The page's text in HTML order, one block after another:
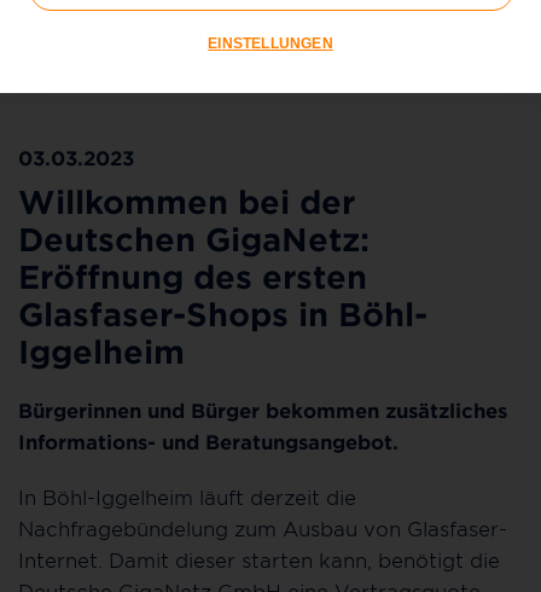
03.03.2023
Willkommen bei der
Deutschen GigaNetz:
Eröffnung des ersten
Glasfaser-Shops in Böhl-
Iggelheim
Bürgerinnen und Bürger bekommen zusätzliches
Informations- und Beratungsangebot.
In Böhl-Iggelheim läuft derzeit die
Nachfragebündelung zum Ausbau von Glasfaser-
Internet. Damit dieser starten kann, benötigt die
EINSTELLUNGEN